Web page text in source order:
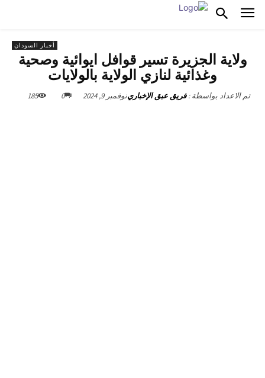
أخبار السودان
ولاية الجزيرة تسير قوافل ايوائية وصحية
وغذائية لنازي الولاية بالولايات
تم الاعداد بواسطة : فريق عبق الإخبارينوفمبر 9, 2024 0
185